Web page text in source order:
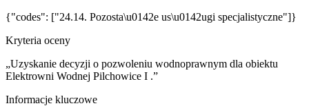
{"codes": ["24.14. Pozosta\u0142e us\u0142ugi specjalistyczne"]}
Kryteria oceny
„Uzyskanie decyzji o pozwoleniu wodnoprawnym dla obiektu
Elektrowni Wodnej Pilchowice I .”
Informacje kluczowe